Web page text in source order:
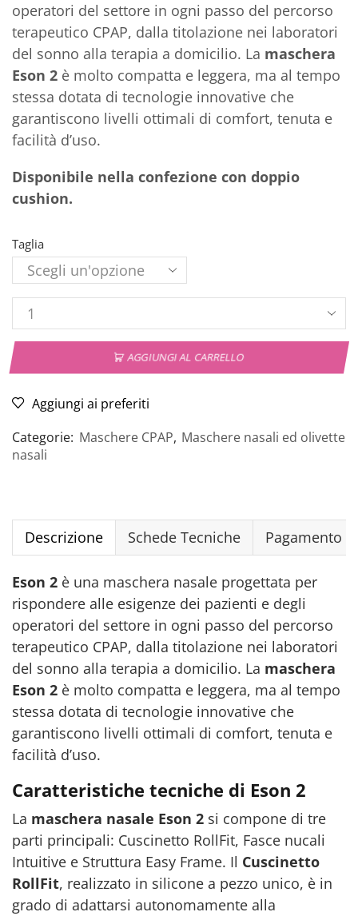
operatori del settore in ogni passo del percorso
terapeutico CPAP, dalla titolazione nei laboratori
del sonno alla terapia a domicilio. La maschera
Eson 2 è molto compatta e leggera, ma al tempo
stessa dotata di tecnologie innovative che
garantiscono livelli ottimali di comfort, tenuta e
facilità d’uso.
Disponibile nella confezione con doppio
cushion.
Taglia
AGGIUNGI AL CARRELLO
Aggiungi ai preferiti
Categorie: Maschere CPAP, Maschere nasali ed olivette
nasali
Descrizione Schede Tecniche Pagamento
Eson 2 è una maschera nasale progettata per
rispondere alle esigenze dei pazienti e degli
operatori del settore in ogni passo del percorso
terapeutico CPAP, dalla titolazione nei laboratori
del sonno alla terapia a domicilio. La maschera
Eson 2 è molto compatta e leggera, ma al tempo
stessa dotata di tecnologie innovative che
garantiscono livelli ottimali di comfort, tenuta e
facilità d’uso.
Caratteristiche tecniche di Eson 2
La maschera nasale Eson 2 si compone di tre
parti principali: Cuscinetto RollFit, Fasce nucali
Intuitive e Struttura Easy Frame. Il Cuscinetto
RollFit, realizzato in silicone a pezzo unico, è in
grado di adattarsi autonomamente alla